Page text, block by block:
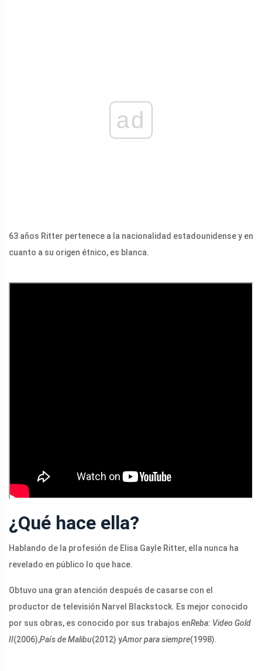
ad
63 años Ritter pertenece a la nacionalidad estadounidense y en
cuanto a su origen étnico, es blanca.
¿Qué hace ella?
Hablando de la profesión de Elisa Gayle Ritter, ella nunca ha
revelado en público lo que hace.
Obtuvo una gran atención después de casarse con el
productor de televisión Narvel Blackstock. Es mejor conocido
por sus obras, es conocido por sus trabajos enReba: Video Gold
II(2006),País de Malibu(2012) yAmor para siempre(1998).